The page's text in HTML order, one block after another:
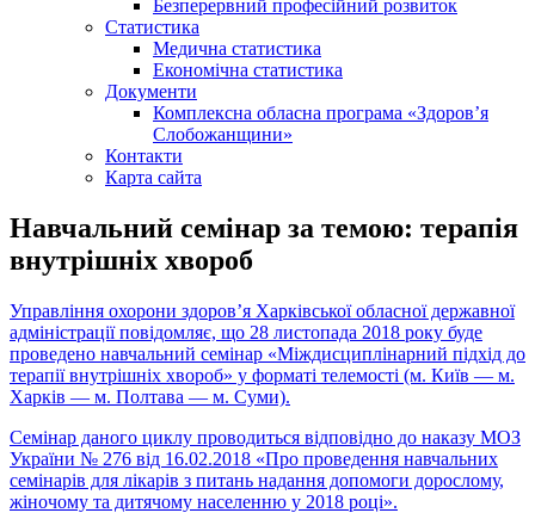
Безперервний професійний розвиток
Статистика
Медична статистика
Економічна статистика
Документи
Комплексна обласна програма «Здоров’я
Слобожанщини»
Контакти
Карта сайта
Навчальний семінар за темою: терапія
внутрішніх хвороб
Управління охорони здоров’я Харківської обласної державної
адміністрації повідомляє, що 28 листопада 2018 року буде
проведено навчальний семінар «Міждисциплінарний підхід до
терапії внутрішніх хвороб» у форматі телемості (м. Київ — м.
Харків — м. Полтава — м. Суми).
Семінар даного циклу проводиться відповідно до наказу МОЗ
України № 276 від 16.02.2018 «Про проведення навчальних
семінарів для лікарів з питань надання допомоги дорослому,
жіночому та дитячому населенню у 2018 році».